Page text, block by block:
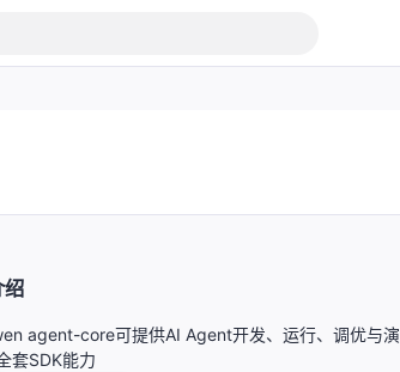
绍
agent-core可提供AI Agent开发、运行、调优与演
套SDK能力